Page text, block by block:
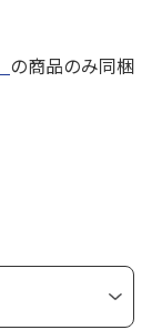
の商品のみ同梱